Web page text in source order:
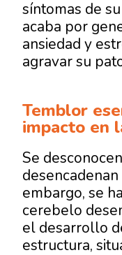
síntomas de
acaba por
ansiedad y
agravar su
Temblor
impacto en
Se
embargo, se
cerebelo
el desarrollo
estructura,